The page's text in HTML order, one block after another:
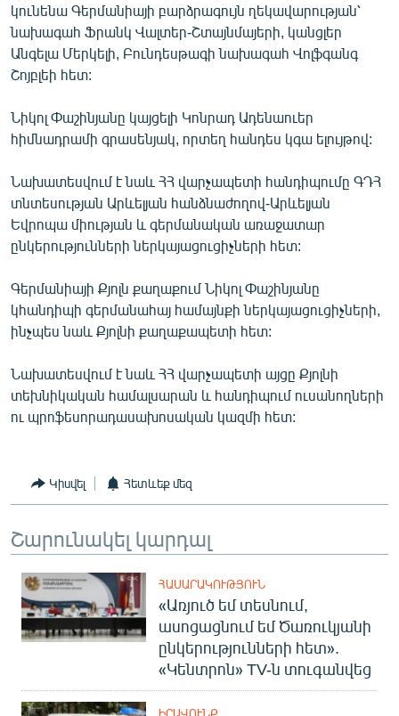
English
Русский
«Ազատության» բոլոր կայքերը
կունենա Գերմանիայի բարձրագույն ղեկավարության՝
նախագահ Ֆրանկ Վալտեր-Շտայնմայերի, կանցլեր
Անգելա Մերկելի, Բունդեսթագի նախագահ Վոլֆգանգ
Շոյբլեի հետ:
Նիկոլ Փաշինյանը կայցելի Կոնրադ Ադենաուեր
հիմնադրամի գրասենյակ, որտեղ հանդես կգա ելույթով:
Նախատեսվում է նաև ՀՀ վարչապետի հանդիպումը ԳԴՀ
տնտեսության Արևելյան հանձնաժողով-Արևելյան
Եվրոպա միության և գերմանական առաջատար
ընկերությունների ներկայացուցիչների հետ:
Գերմանիայի Քյոլն քաղաքում Նիկոլ Փաշինյանը
կհանդիպի գերմանահայ համայնքի ներկայացուցիչների,
ինչպես նաև Քյոլնի քաղաքապետի հետ:
Նախատեսվում է նաև ՀՀ վարչապետի այցը Քյոլնի
տեխնիկական համալսարան և հանդիպում ուսանողների
ու պրոֆեսորադասախոսական կազմի հետ:
Կիսվել Հետևեք մեզ
Շարունակել կարդալ
ՀԱՍԱՐԱԿՈՒԹՅՈՒՆ
«Առյուծ եմ տեսնում,
ասոցացնում եմ Ծառուկյանի
ընկերությունների հետ».
«Կենտրոն» TV-ն տուգանվեց
ԻՐԱՎՈՒՆՔ